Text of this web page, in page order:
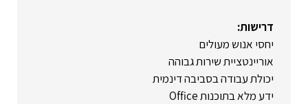
דרישות:
יחסי אנוש מעולים
אוריינטציית שירות גבוהה
יכולת עבודה בסביבה דינמית
ידע מלא בתוכנות Office